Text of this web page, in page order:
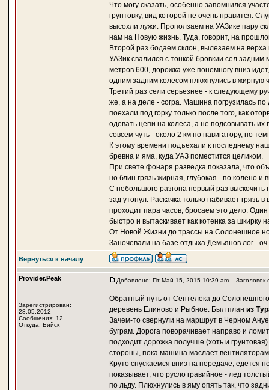
Что могу сказать, особенно запомнился
грунтовку, вид которой не очень нравится.
высохли лужи. Проползаем на УАЗике пару
нам на Новую жизнь. Туда, говорит, на
Второй раз бодаем склон, вылезаем на
УАЗик свалился с тонкой бровкии сел
метров 600, дорожка уже понемногу вниз
одним задним колесом плюхнулись в жирную
Третий раз сели серьезнее - к следующему
же, а на деле - согра. Машина погрузилась по
поехали под горку только после того, как
одевать цепи на колеса, а не подсовывать
совсем чуть - около 2 км по навигатору, но
К этому времени подъехали к последнему
бревна и яма, куда УАЗ поместится целиком.
При свете фонаря разведка показала, что
но блин грязь жирная, глубокая - по колено
С небольшого разгона первый раз
зад утонул. Раскачка только набивает
проходит пара часов, бросаем это дело.
быстро и вытаскивает как котенка за
От Новой Жизни до трассы на Солонешное
Заночевали на базе отдыха Демьянов лог -
Вернуться к началу
Provider.Peak
Зарегистрирован:
28.05.2012
Сообщения: 12
Откуда: Бийск
Добавлено: Пт Май 15, 2015 10:39 am Заголовок
Обратный путь от Сентелека до
деревень Елиново и Рыбное. Был план из
Зачем-то свернули на маршрут в Черном
буграм. Дорога поворачивает направо и
подходит дорожка получше (хоть и
стороны, пока машина маслает
Круто спускаемся вниз на передаче, едется
показывает, что русло гравийное - лед
по льду. Плюхнулись в яму опять так, что